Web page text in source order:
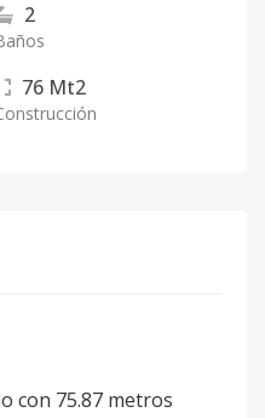
2
76 Mt2
con 75.87 metros